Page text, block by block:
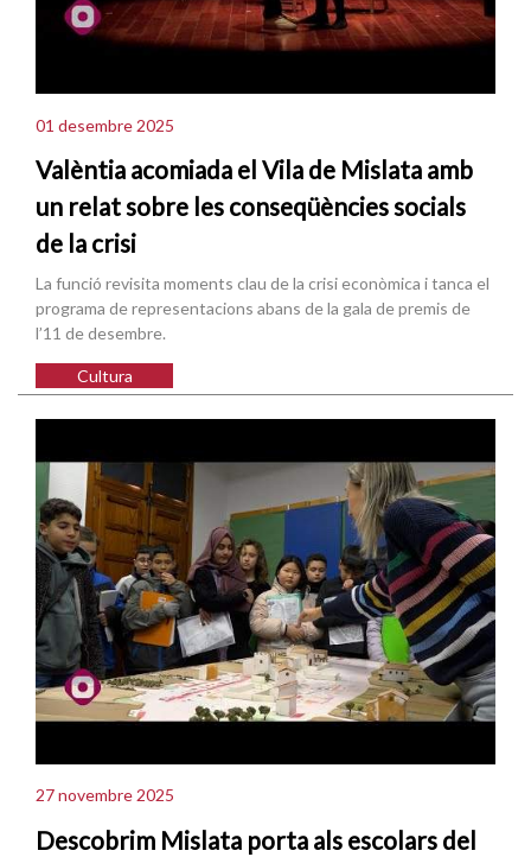
01 desembre 2025
Valèntia acomiada el Vila de Mislata amb
un relat sobre les conseqüències socials
de la crisi
La funció revisita moments clau de la crisi econòmica i tanca el
programa de representacions abans de la gala de premis de
l’11 de desembre.
Cultura
27 novembre 2025
Descobrim Mislata porta als escolars del